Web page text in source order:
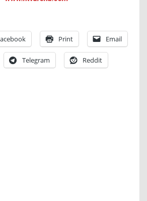
Print Email
Telegram Reddit